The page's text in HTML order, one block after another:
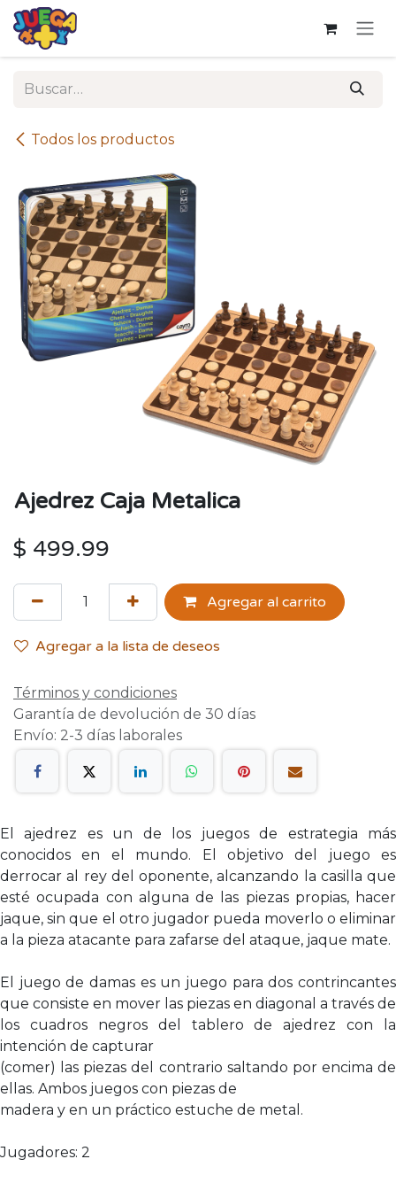
Ir al contenido
Todos los productos
Ajedrez Caja Metalica
$ 499.99
Agregar al carrito
Agregar a la lista de deseos
Términos y condiciones
Garantía de devolución de 30 días
Envío: 2-3 días laborales
El ajedrez es un de los juegos de estrategia más
conocidos en el mundo. El objetivo del juego es
derrocar al rey del oponente, alcanzando la casilla que
esté ocupada con alguna de las piezas propias, hacer
jaque, sin que el otro jugador pueda moverlo o eliminar
a la pieza atacante para zafarse del ataque, jaque mate.
El juego de damas es un juego para dos contrincantes
que consiste en mover las piezas en diagonal a través de
los cuadros negros del tablero de ajedrez con la
intención de capturar
(comer) las piezas del contrario saltando por encima de
ellas. Ambos juegos con piezas de
madera y en un práctico estuche de metal.
Jugadores: 2